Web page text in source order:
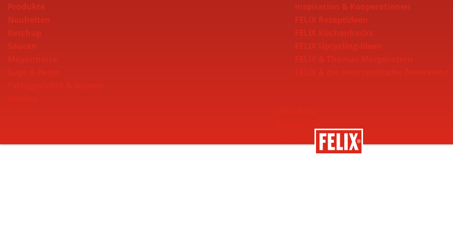
Produkte
Neuheiten
Ketchup
Saucen
Inspiration & Kooperationen
FELIX Rezeptideen
FELIX Küchenhacks
FELIX Upcycling-Ideen
Nachhaltigkeit